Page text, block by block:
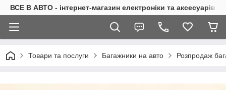
ВСЕ В АВТО - інтернет-магазин електроніки та аксесуарів в
Товари та послуги Багажники на авто Розпродаж